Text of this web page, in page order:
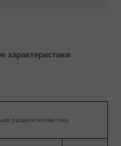
характеристики
расцепителями тока